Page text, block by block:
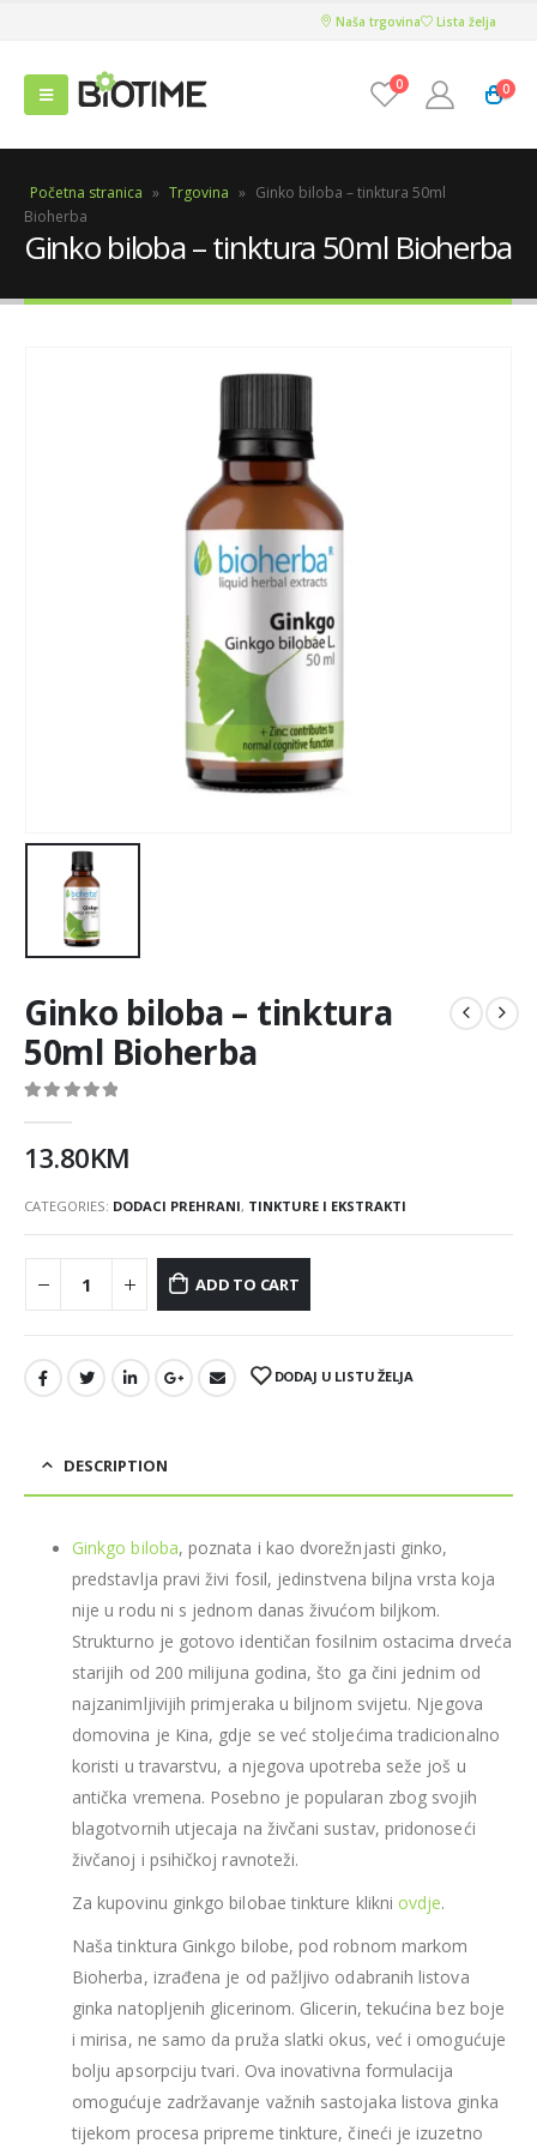
Naša trgovina Lista želja
0 0
Početna stranica » Trgovina » Ginko biloba – tinktura 50ml
Bioherba
Ginko biloba – tinktura 50ml Bioherba
Ginko biloba – tinktura
50ml Bioherba
13.80KM
CATEGORIES: DODACI PREHRANI, TINKTURE I EKSTRAKTI
ADD TO CART
DODAJ U LISTU ŽELJA
DESCRIPTION
Ginkgo biloba, poznata i kao dvorežnjasti ginko,
predstavlja pravi živi fosil, jedinstvena biljna vrsta koja
nije u rodu ni s jednom danas živućom biljkom.
Strukturno je gotovo identičan fosilnim ostacima drveća
starijih od 200 milijuna godina, što ga čini jednim od
najzanimljivijih primjeraka u biljnom svijetu. Njegova
domovina je Kina, gdje se već stoljećima tradicionalno
koristi u travarstvu, a njegova upotreba seže još u
antička vremena. Posebno je popularan zbog svojih
blagotvornih utjecaja na živčani sustav, pridonoseći
živčanoj i psihičkoj ravnoteži.
Za kupovinu ginkgo bilobae tinkture klikni ovdje.
Naša tinktura Ginkgo bilobe, pod robnom markom
Bioherba, izrađena je od pažljivo odabranih listova
ginka natopljenih glicerinom. Glicerin, tekućina bez boje
i mirisa, ne samo da pruža slatki okus, već i omogućuje
bolju apsorpciju tvari. Ova inovativna formulacija
omogućuje zadržavanje važnih sastojaka listova ginka
tijekom procesa pripreme tinkture, čineći je izuzetno